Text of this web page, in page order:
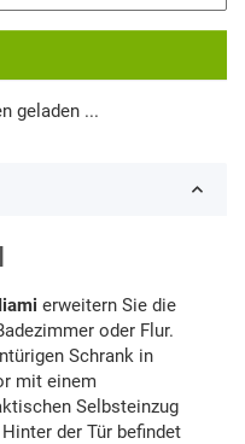
geladen ...
erweitern Sie die
oder Flur.
Schrank in
mit einem
Selbsteinzug
der Tür befindet